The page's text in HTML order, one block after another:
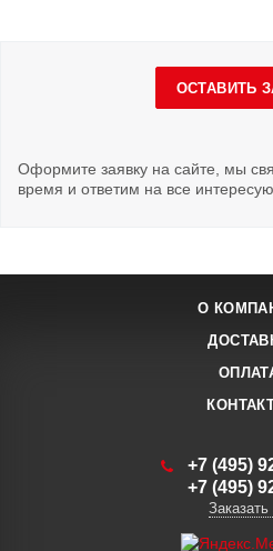
ОСТАВИТЬ
Оформите заявку на сайте, мы
время и ответим на все
О
+7 (495)
+7 (495)
Заказать